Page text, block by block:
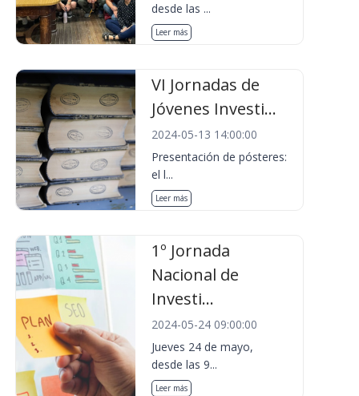
desde las ...
Leer más
VI Jornadas de
Jóvenes Investi...
2024-05-13 14:00:00
Presentación de pósteres:
el l...
Leer más
1º Jornada
Nacional de
Investi...
2024-05-24 09:00:00
Jueves 24 de mayo,
desde las 9...
Leer más